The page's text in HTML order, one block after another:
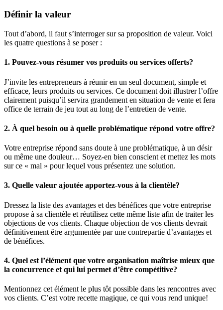
Définir la valeur
Tout d’abord, il faut s’interroger sur sa proposition de valeur. Voici
les quatre questions à se poser :
1. Pouvez-vous résumer vos produits ou services offerts?
J’invite les entrepreneurs à réunir en un seul document, simple et
efficace, leurs produits ou services. Ce document doit illustrer l’offre
clairement puisqu’il servira grandement en situation de vente et fera
office de terrain de jeu tout au long de l’entretien de vente.
2. À quel besoin ou à quelle problématique répond votre offre?
Votre entreprise répond sans doute à une problématique, à un désir
ou même une douleur… Soyez-en bien conscient et mettez les mots
sur ce « mal » pour lequel vous présentez une solution.
3. Quelle valeur ajoutée apportez-vous à la clientèle?
Dressez la liste des avantages et des bénéfices que votre entreprise
propose à sa clientèle et réutilisez cette même liste afin de traiter les
objections de vos clients. Chaque objection de vos clients devrait
définitivement être argumentée par une contrepartie d’avantages et
de bénéfices.
4. Quel est l’élément que votre organisation maîtrise mieux que
la concurrence et qui lui permet d’être compétitive?
Mentionnez cet élément le plus tôt possible dans les rencontres avec
vos clients. C’est votre recette magique, ce qui vous rend unique!